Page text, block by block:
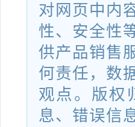
依图真像便携式一体机
统
依图智能园区监控系
对网页中内
性、安全性
供产品销售
何责任，数
观点。版权
息、错误信